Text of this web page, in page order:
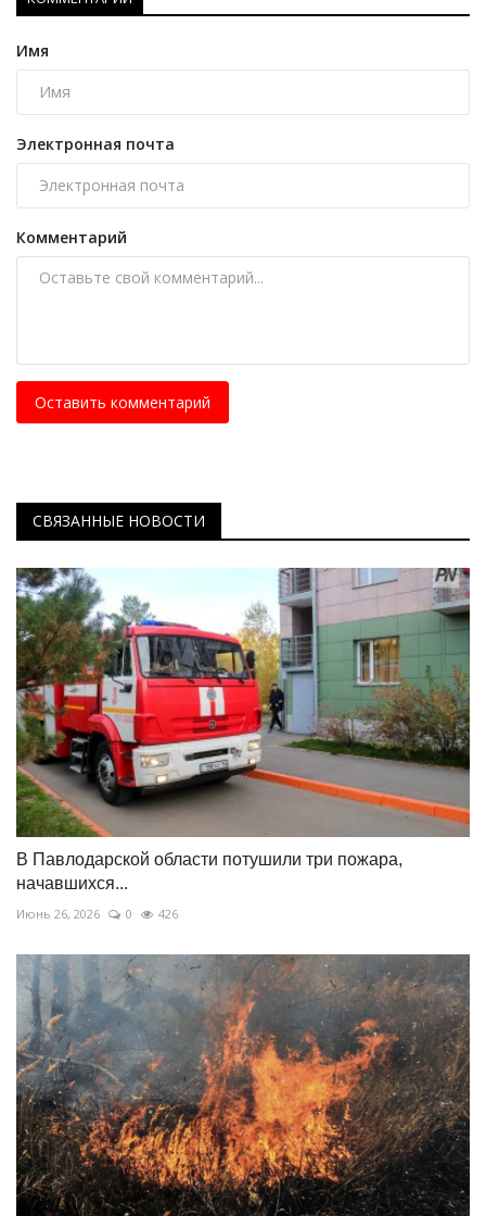
Имя
Электронная почта
Комментарий
Оставить комментарий
СВЯЗАННЫЕ НОВОСТИ
В Павлодарской области потушили три пожара,
начавшихся...
Июнь 26, 2026 0 426